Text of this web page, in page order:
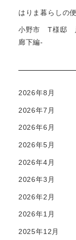
はりま暮らしの
小野市 T様邸 戸
廊下編-
2026年8月
2026年7月
2026年6月
2026年5月
2026年4月
2026年3月
2026年2月
2026年1月
2025年12月